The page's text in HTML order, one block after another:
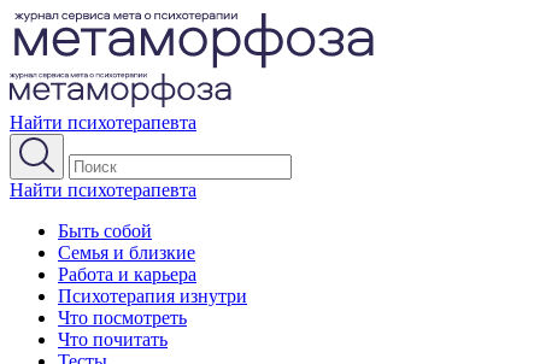
Найти психотерапевта
Найти психотерапевта
Быть собой
Семья и близкие
Работа и карьера
Психотерапия изнутри
Что посмотреть
Что почитать